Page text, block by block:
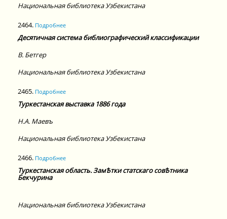
Национальная библиотека Узбекистана
2464. Подробнее
Десятичная система библиографический классификации
В. Бетгер
Национальная библиотека Узбекистана
2465. Подробнее
Туркестанская выставка 1886 года
Н.А. Маевъ
Национальная библиотека Узбекистана
2466. Подробнее
Туркестанская область. ЗамѢтки статскаго совѢтника
Бекчурина
Национальная библиотека Узбекистана